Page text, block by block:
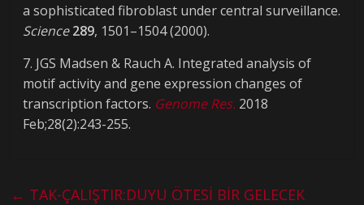
a sophisticated fibroblast under central surveillance.
Science289, 1501–1504 (2000).
7. JGS Madsen & Rauch A. Integrated analysis of
motif activity and gene expression changes of
transcription factors. Genome Res. 2018
Feb;28(2):243-255.
← TAK-ÇALIŞTIR:DUYU ÖTESİ BİR GELECEK